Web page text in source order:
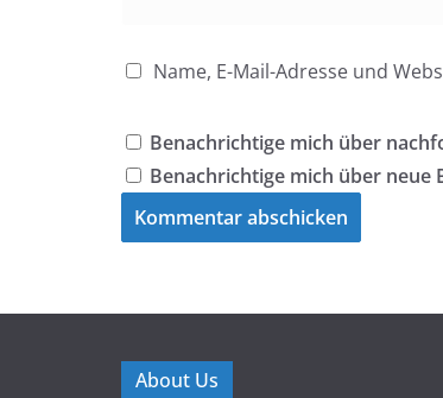
Name, E-Mail-Adresse und
Benachrichtige mich über
Benachrichtige mich über neue
About Us